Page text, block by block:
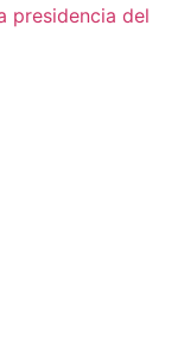
presidencia del